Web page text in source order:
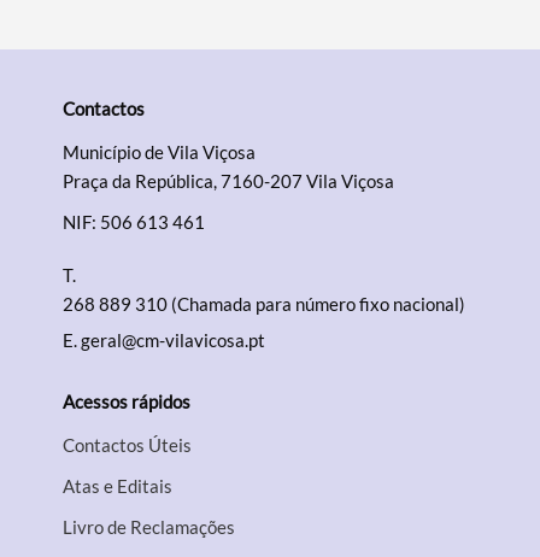
Contactos
Município de Vila Viçosa
Praça da República, 7160-207 Vila Viçosa
NIF: 506 613 461
T.
268 889 310 (Chamada para número fixo nacional)
E.geral@cm-vilavicosa.pt
Acessos rápidos
Contactos Úteis
Atas e Editais
Livro de Reclamações